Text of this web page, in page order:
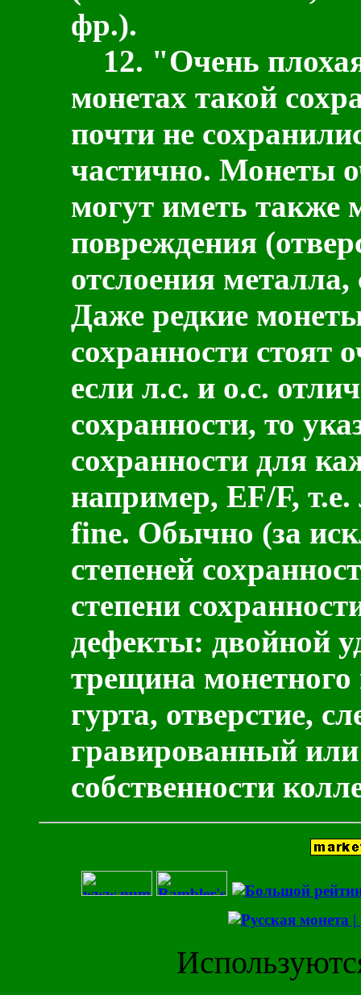
фр.).
12. "Очень
монетах такой
почти не
частично. Монеты
могут иметь также
повреждения
отслоения
Даже редкие
сохранности стоят
если л.с. и о.с.
сохранности, то
сохранности для
например, EF/F,
fine. Обычно (за
степеней
степени
дефекты: двойной
трещина
гурта, отверстие,
гравированный
собственности